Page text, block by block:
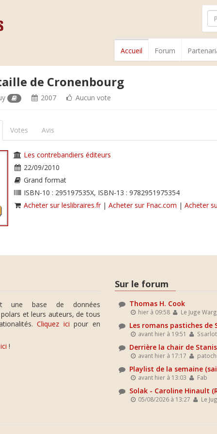
Accueil Forum
de Cronenbourg
2007 Aucun vote
Votes Avis
Les contrebandiers éditeurs
22/09/2010
Grand format
ISBN-10 : 295197535X, ISBN-13 : 9782951975354
Acheter sur leslibraires.fr| Acheter sur Fnac.com | Acheter
une base de données
et leurs auteurs, de tous
Cliquez ici pour en
!
Sur le forum
Thomas H. Cook
hier à 09:58 Le Juge
Les romans pastiches de
avant hier à 19:51
Derrière la chair de
avant hier à 17:17
Playlist de la semaine
avant hier à 13:03 Fab
Solak - Caroline Hinault
05/08/2026 à 13:27 Le